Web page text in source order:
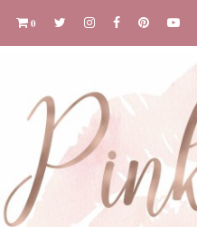
0